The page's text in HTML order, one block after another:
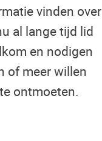
vinden over
al lange tijd lid
en nodigen
of meer willen
ontmoeten.